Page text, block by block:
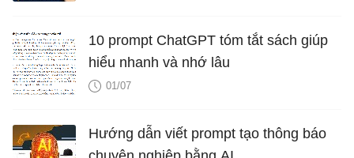
10 prompt ChatGPT tóm tắt sách giúp
hiểu nhanh và nhớ lâu
01/07
Hướng dẫn viết prompt tạo thông báo